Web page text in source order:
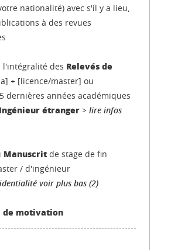
nationalité) avec s'il y a lieu,
à des revues
l'intégralité des Relevés de
+ [licence/master] ou
dernières années académiques
étranger > lire infos
Manuscrit de stage de fin
/ d'ingénieur
voir plus bas (2)
de motivation